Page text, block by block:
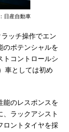
日産自動車
ッチ操作でエン
のポテンシャルを
トコントロールシ
車としては初め
のレスポンスを
ラックアシスト
ロントタイヤを採